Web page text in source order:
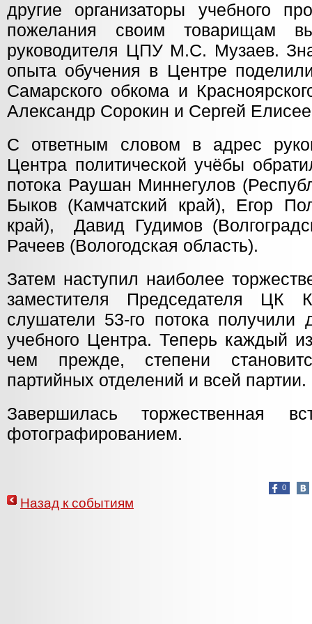
другие организаторы учебного
пожелания своим товарищам
руководителя ЦПУ М.С. Музаев.
опыта обучения в Центре
Самарского обкома и
Александр Сорокин и Сергей
С ответным словом в адрес
Центра политической учёбы
потока Раушан Миннегулов
Быков (Камчатский край), Егор
край), Давид Гудимов
Рачеев (Вологодская область).
Затем наступил наиболее
заместителя Председателя ЦК
слушатели 53-го потока получили
учебного Центра. Теперь каждый
чем прежде, степени
партийных отделений и всей партии.
Завершилась торжественная
фотографированием.
0
Назад к событиям